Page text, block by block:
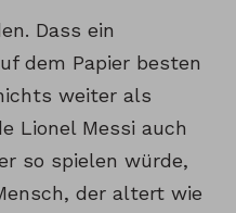
Dass ein
dem Papier besten
weiter als
Lionel Messi auch
so spielen würde,
der altert wie